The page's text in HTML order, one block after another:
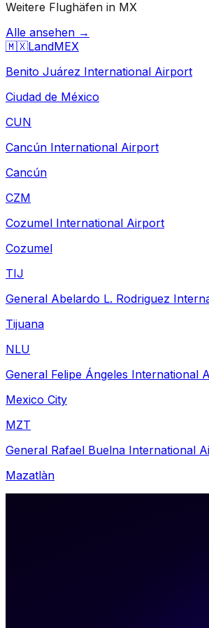
Weitere Flughäfen in MX
Alle ansehen →
🇲🇽LandMEX
Benito Juárez International Airport
Ciudad de México
CUN
Cancún International Airport
Cancún
CZM
Cozumel International Airport
Cozumel
TIJ
General Abelardo L. Rodriguez
Tijuana
NLU
General Felipe Ángeles International
Mexico City
MZT
General Rafael Buelna International
Mazatlàn